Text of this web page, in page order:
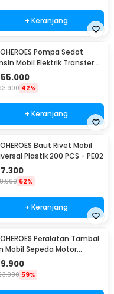
+ Keranjang
Pompa Sedot
Mobil Elektrik Transfer
38mm DC 12V - CT-14
55.000
42%
+ Keranjang
Baut Rivet Mobil
Plastik 200 PCS - PE02
7.300
62%
+ Keranjang
Peralatan Tambal
Mobil Sepeda Motor
- KBTB02
9.900
59%